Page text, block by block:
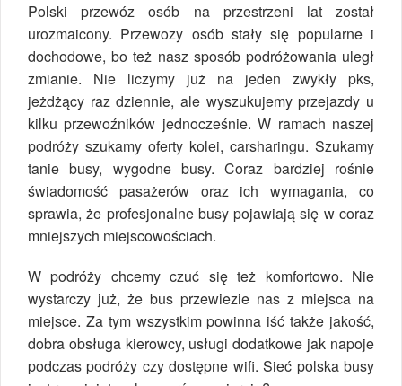
Polski przewóz osób na przestrzeni lat został
urozmaicony. Przewozy osób stały się popularne i
dochodowe, bo też nasz sposób podróżowania uległ
zmianie. Nie liczymy już na jeden zwykły pks,
jeżdżący raz dziennie, ale wyszukujemy przejazdy u
kilku przewoźników jednocześnie. W ramach naszej
podróży szukamy oferty kolei, carsharingu. Szukamy
tanie busy, wygodne busy. Coraz bardziej rośnie
świadomość pasażerów oraz ich wymagania, co
sprawia, że profesjonalne busy pojawiają się w coraz
mniejszych miejscowościach.
W podróży chcemy czuć się też komfortowo. Nie
wystarczy już, że bus przewiezie nas z miejsca na
miejsce. Za tym wszystkim powinna iść także jakość,
dobra obsługa kierowcy, usługi dodatkowe jak napoje
podczas podróży czy dostępne wifi. Sieć polska busy